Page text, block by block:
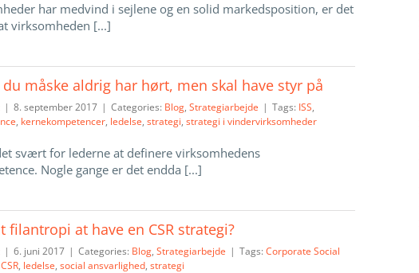
har medvind i sejlene og en solid markedsposition, er det
virksomheden [...]
måske aldrig har hørt, men skal have styr på
| 8. september 2017 | Categories: Blog, Strategiarbejde | Tags: ISS,
, kernekompetencer, ledelse, strategi, strategi i vindervirksomheder
svært for lederne at definere virksomhedens
Nogle gange er det endda [...]
filantropi at have en CSR strategi?
| 6. juni 2017 | Categories: Blog, Strategiarbejde | Tags: Corporate Social
CSR, ledelse, social ansvarlighed, strategi